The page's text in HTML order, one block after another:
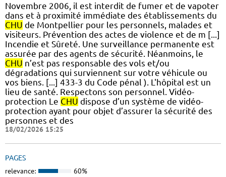
Novembre 2006, il est interdit de fumer et de vapoter
dans et à proximité immédiate des établissements du
CHU de Montpellier pour les personnels, malades et
visiteurs. Prévention des actes de violence et de m [...]
Incendie et Sûreté. Une surveillance permanente est
assurée par des agents de sécurité. Néanmoins, le
CHU n’est pas responsable des vols et/ou
dégradations qui surviennent sur votre véhicule ou
vos biens. [...] 433-3 du Code pénal ). L'hôpital est un
lieu de santé. Respectons son personnel. Vidéo-
protection Le CHU dispose d’un système de vidéo-
protection ayant pour objet d’assurer la sécurité des
personnes et des
18/02/2026 15:25
PAGES
relevance: 60%